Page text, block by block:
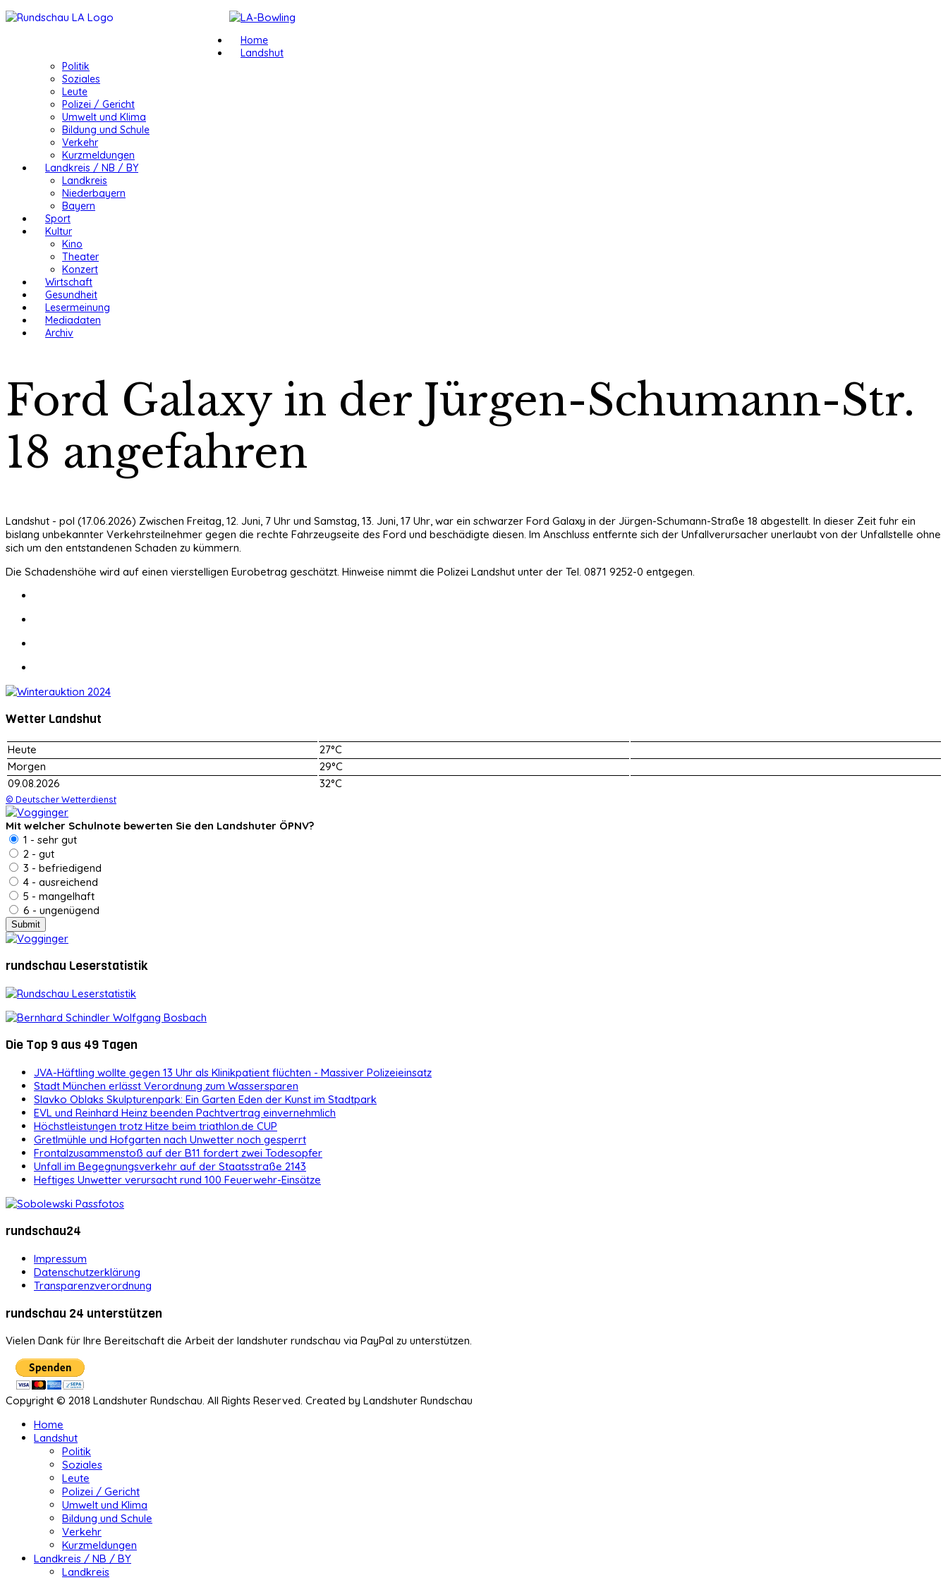
Home
Landshut
Politik
Soziales
Leute
Polizei / Gericht
Umwelt und Klima
Bildung und Schule
Verkehr
Kurzmeldungen
Landkreis / NB / BY
Landkreis
Niederbayern
Bayern
Sport
Kultur
Kino
Theater
Konzert
Wirtschaft
Gesundheit
Lesermeinung
Mediadaten
Archiv
Ford Galaxy in der Jürgen-Schumann-Str.
18 angefahren
Landshut - pol (17.06.2026) Zwischen Freitag, 12. Juni, 7 Uhr und Samstag, 13. Juni, 17 Uhr, war ein schwarzer Ford Galaxy in der Jürgen-Schumann-Straße 18 abgestellt. In dieser Zeit fuhr ein
bislang unbekannter Verkehrsteilnehmer gegen die rechte Fahrzeugseite des Ford und beschädigte diesen. Im Anschluss entfernte sich der Unfallverursacher unerlaubt von der Unfallstelle ohne
sich um den entstandenen Schaden zu kümmern.
Die Schadenshöhe wird auf einen vierstelligen Eurobetrag geschätzt. Hinweise nimmt die Polizei Landshut unter der Tel. 0871 9252-0 entgegen.
Wetter Landshut
Heute
27°C
Morgen
29°C
09.08.2026
32°C
© Deutscher Wetterdienst
Mit welcher Schulnote bewerten Sie den Landshuter ÖPNV?
1 - sehr gut
2 - gut
3 - befriedigend
4 - ausreichend
5 - mangelhaft
6 - ungenügend
rundschau Leserstatistik
Die Top 9 aus 49 Tagen
JVA-Häftling wollte gegen 13 Uhr als Klinikpatient flüchten - Massiver Polizeieinsatz
Stadt München erlässt Verordnung zum Wassersparen
Slavko Oblaks Skulpturenpark: Ein Garten Eden der Kunst im Stadtpark
EVL und Reinhard Heinz beenden Pachtvertrag einvernehmlich
Höchstleistungen trotz Hitze beim triathlon.de CUP
Gretlmühle und Hofgarten nach Unwetter noch gesperrt
Frontalzusammenstoß auf der B11 fordert zwei Todesopfer
Unfall im Begegnungsverkehr auf der Staatsstraße 2143
Heftiges Unwetter verursacht rund 100 Feuerwehr-Einsätze
rundschau24
Impressum
Datenschutzerklärung
Transparenzverordnung
rundschau 24 unterstützen
Vielen Dank für Ihre Bereitschaft die Arbeit der landshuter rundschau via PayPal zu unterstützen.
Copyright © 2018 Landshuter Rundschau. All Rights Reserved. Created by Landshuter Rundschau
Home
Landshut
Politik
Soziales
Leute
Polizei / Gericht
Umwelt und Klima
Bildung und Schule
Verkehr
Kurzmeldungen
Landkreis / NB / BY
Landkreis